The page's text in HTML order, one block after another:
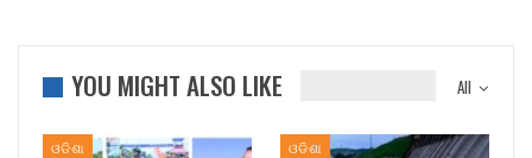
All
YOU MIGHT ALSO LIKE
ଓଡିଶା ଓଡିଶା